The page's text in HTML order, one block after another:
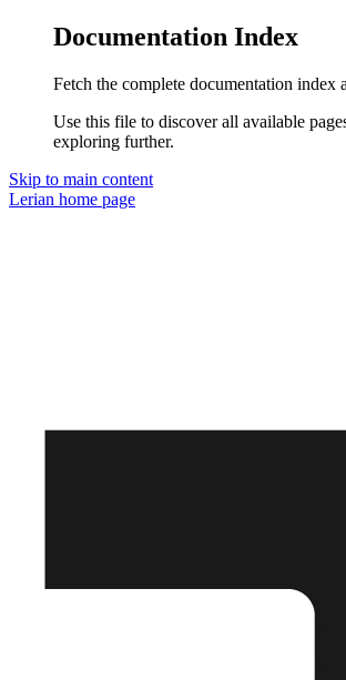
Documentation Index
Fetch the complete documentation index
Use this file to discover all available
exploring further.
Skip to main content
Lerian home page